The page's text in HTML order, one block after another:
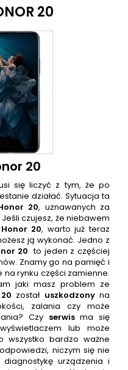
20
20
się liczyć z tym, że po
działać. Sytuacja ta
20, uznawanych za
czujesz, że niebawem
Honor 20, warto już teraz
ją wykonać. Jedno z
20 to jeden z częściej
Znamy go na pamięć i
rynku części zamienne.
jaki masz problem ze
został uszkodzonyna
zalania czy może
Czy serwisma się
lub może
wszystko bardzo ważne
niczym się nie
urządzenia i